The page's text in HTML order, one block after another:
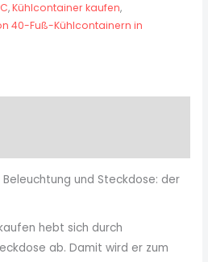
,Kühlcontainer kaufen,
40-Fuß-Kühlcontainern in
und Steckdose: der
hebt sich durch
ab. Damit wird er zum